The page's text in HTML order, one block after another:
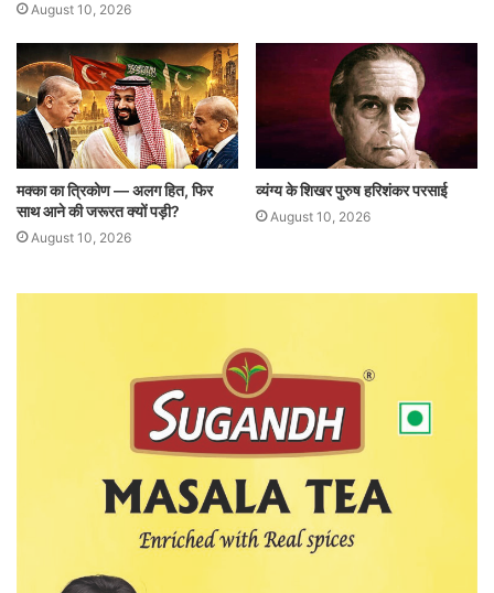
August 10, 2026
मक्का का त्रिकोण — अलग हित, फिर
साथ आने की जरूरत क्यों पड़ी?
August 10, 2026
व्यंग्य के शिखर पुरुष हरिशंकर परसाई
August 10, 2026